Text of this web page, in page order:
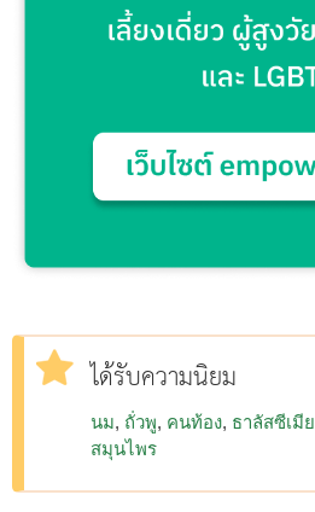
ได้รับความนิยม
นม ถั่วพู คนท้อง ธาลัสซีเมีย
สมุนไพร